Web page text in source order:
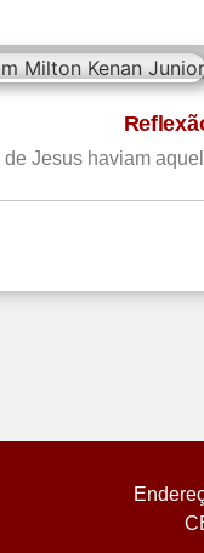
de Jesus haviam